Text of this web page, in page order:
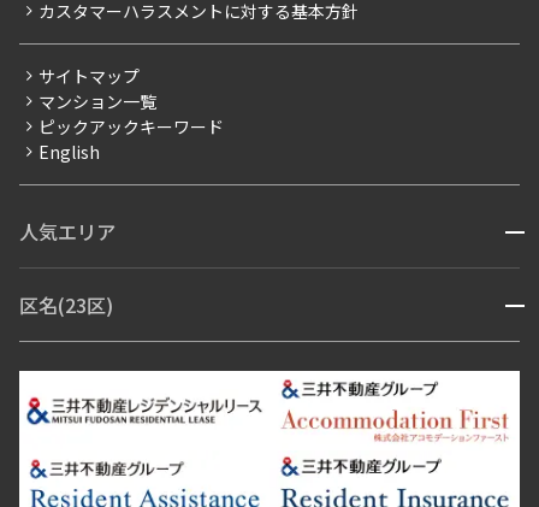
三井不動産企画
賃料改定
フリーレント
ペット可
ブランドマンション
カスタマーハラスメントに対する基本方針
サイトマップ
マンション一覧
ピックアックキーワード
English
人気エリア 開閉
青山・表参道・原宿
市ヶ谷・神楽坂・飯田橋
三田・芝・浜松町
芝浦・汐留・品川
月島・勝どき・豊洲
本郷・春日・小石川
目白・高田馬場・早稲田
池尻大橋・三軒茶屋
祐天寺・学芸大学・自由が丘
区名(23区) 開閉
江東区 台東区 墨田区
中野区
豊島区
杉並区 板橋区 練馬区 荒川区
足立区
葛飾区
江戸川区